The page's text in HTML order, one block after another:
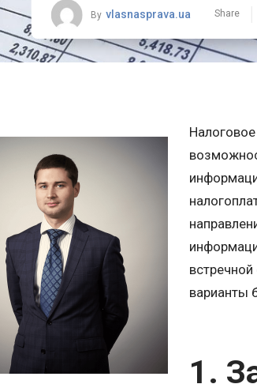
By vlasnasprava.ua Share
варианты
1.